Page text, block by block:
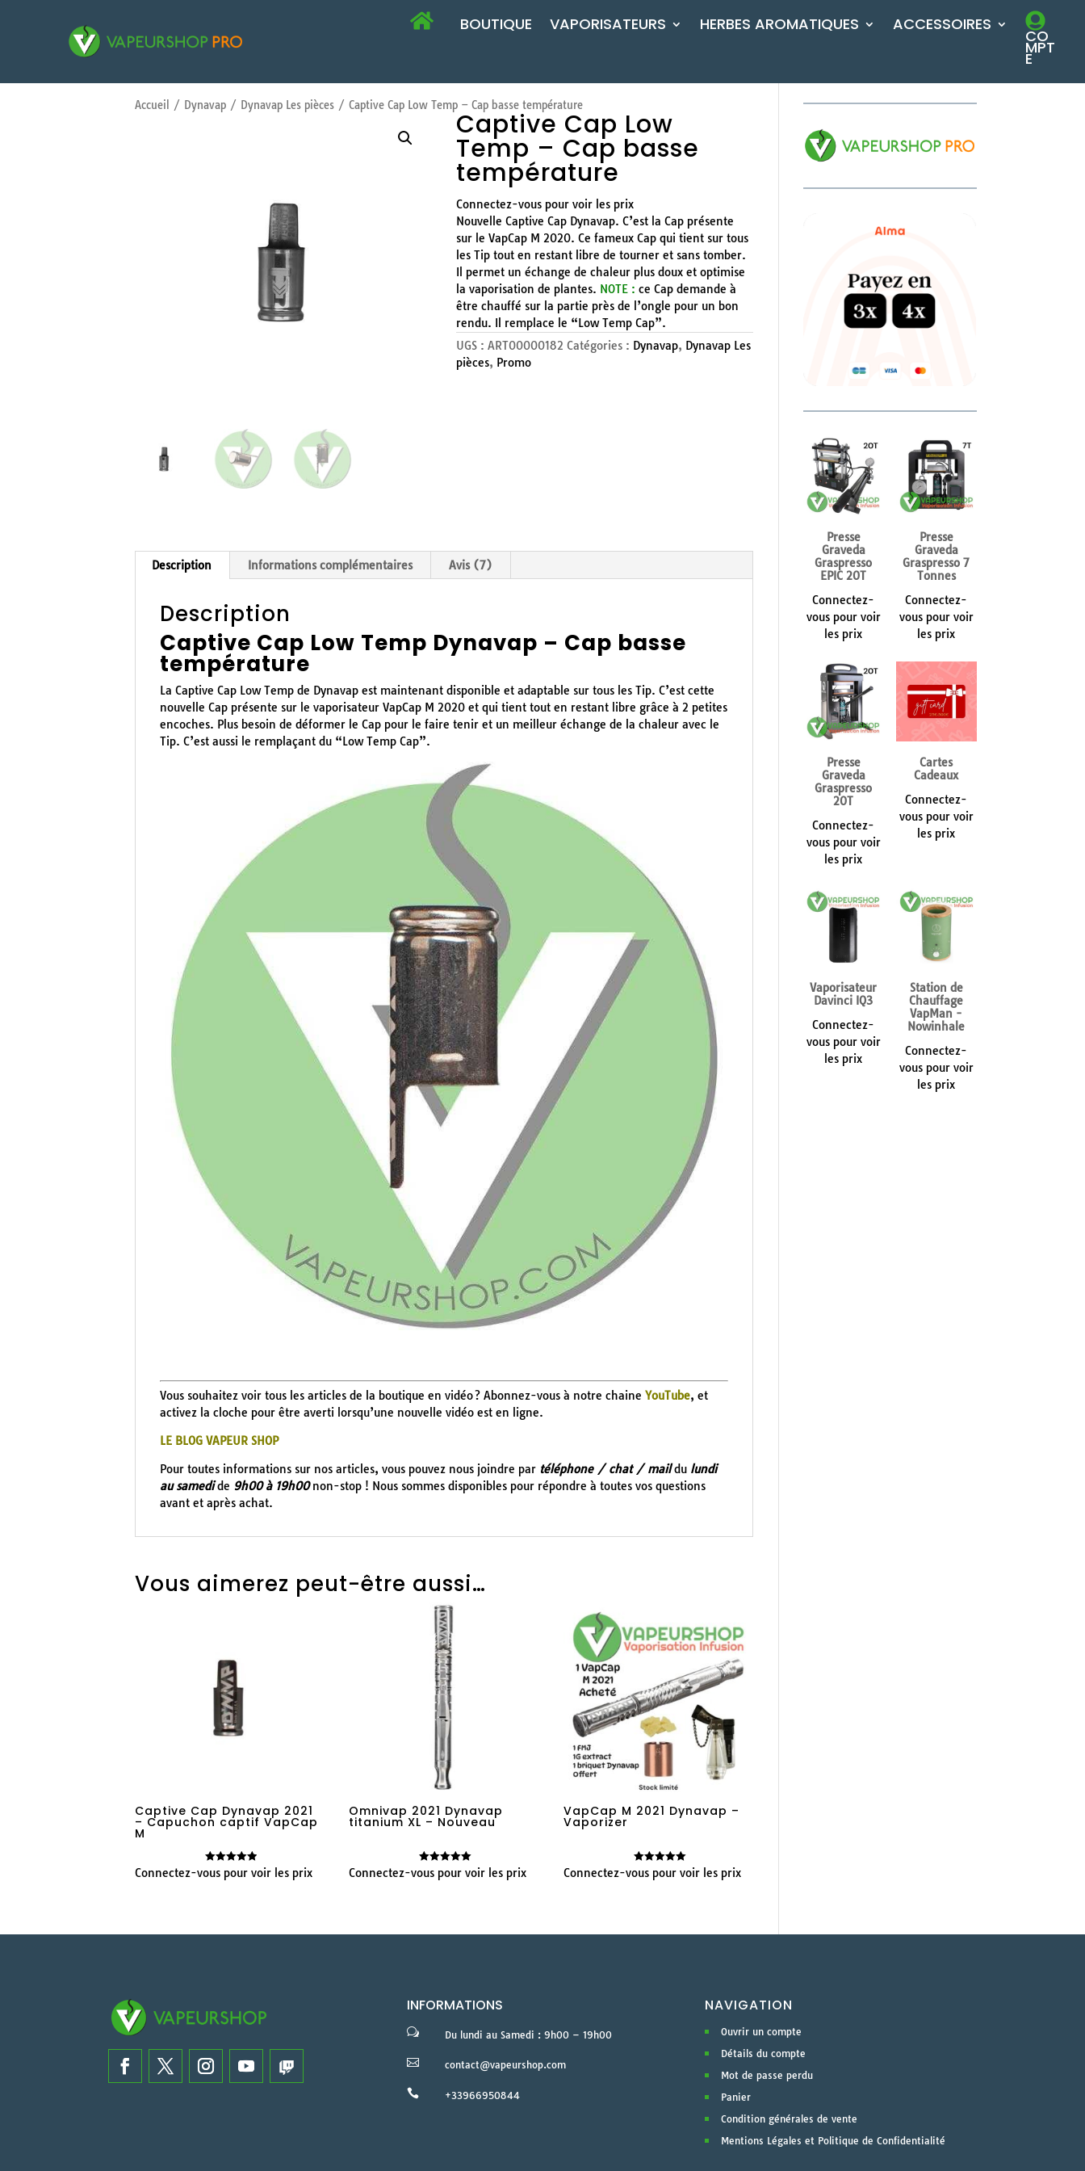
BOUTIQUE VAPORISATEURS HERBES AROMATIQUES ACCESSOIRES
CO
MPT
E
Accueil / Dynavap/ Dynavap Les pièces/ Captive Cap Low Temp – Cap basse température
Captive Cap Low
Temp – Cap basse
température
Connectez-vous pour voir les prix
Nouvelle Captive Cap Dynavap. C’est la Cap présente
sur le VapCap M 2020. Ce fameux Cap qui tient sur tous
les Tip tout en restant libre de tourner et sans tomber.
Il permet un échange de chaleur plus doux et optimise
la vaporisation de plantes. NOTE : ce Cap demande à
être chauffé sur la partie près de l’ongle pour un bon
rendu. Il remplace le “Low Temp Cap”.
UGS :ART00000182 Catégories : Dynavap, Dynavap Les
pièces, Promo
Description Informations complémentaires Avis (7)
Description
Captive Cap Low Temp Dynavap – Cap basse
température
La Captive Cap Low Temp de Dynavap est maintenant disponible et adaptable sur tous les Tip. C’est cette
nouvelle Cap présente sur le vaporisateur VapCap M 2020 et qui tient tout en restant libre grâce à 2 petites
encoches. Plus besoin de déformer le Cap pour le faire tenir et un meilleur échange de la chaleur avec le
Tip. C’est aussi le remplaçant du “Low Temp Cap”.
Vous souhaitez voir tous les articles de la boutique en vidéo ? Abonnez-vous à notre chaine YouTube, et
activez la cloche pour être averti lorsqu’une nouvelle vidéo est en ligne.
LE BLOG VAPEUR SHOP
Pour toutes informations sur nos articles, vous pouvez nous joindre par téléphone / chat / maildu lundi
au samedide 9h00 à 19h00non-stop ! Nous sommes disponibles pour répondre à toutes vos questions
avant et après achat.
Vous aimerez peut-être aussi…
Captive Cap Dynavap 2021
– Capuchon captif VapCap
M
Note
5.00
Connectez-vous pour voir les prix
Omnivap 2021 Dynavap
titanium XL – Nouveau
Note
5.00
Connectez-vous pour voir les prix
VapCap M 2021 Dynavap –
Vaporizer
Note
5.00
Connectez-vous pour voir les prix
Presse
Graveda
Graspresso
EPIC 20T
Connectez-
vous pour voir
les prix
Presse
Graveda
Graspresso 7
Tonnes
Connectez-
vous pour voir
les prix
Presse
Graveda
Graspresso
20T
Connectez-
vous pour voir
les prix
Cartes
Cadeaux
Connectez-
vous pour voir
les prix
Vaporisateur
Davinci IQ3
Connectez-
vous pour voir
les prix
Station de
Chauffage
VapMan -
Nowinhale
Connectez-
vous pour voir
les prix
INFORMATIONS
w Du lundi au Samedi : 9h00 – 19h00
 contact@vapeurshop.com
 +33966950844
NAVIGATION
Ouvrir un compte
Détails du compte
Mot de passe perdu
Panier
Condition générales de vente
Mentions Légales et Politique de Confidentialité